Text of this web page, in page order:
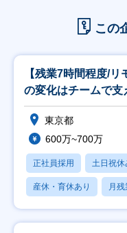
この
【残業7時間程度/
の変化はチームで支
ト
東京都
600万~700万
正社員採用 土日祝休
産休・育休あり 月